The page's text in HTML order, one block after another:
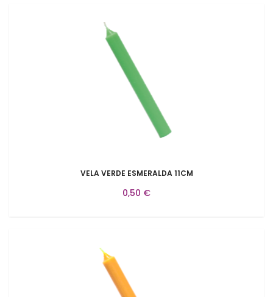
VELA VERDE ESMERALDA 11CM
0,50 €